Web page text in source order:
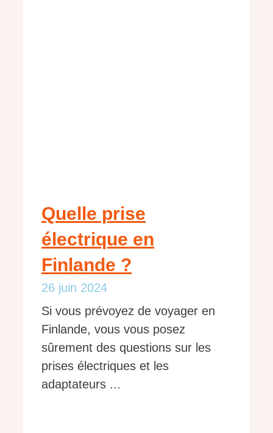
Quelle prise
électrique en
Finlande ?
26 juin 2024
Si vous prévoyez de voyager en
Finlande, vous vous posez
sûrement des questions sur les
prises électriques et les
adaptateurs ...